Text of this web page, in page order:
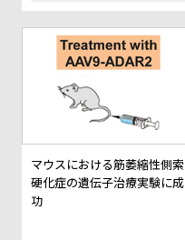
マウスにおける筋萎縮性側索
硬化症の遺伝子治療実験に成
功